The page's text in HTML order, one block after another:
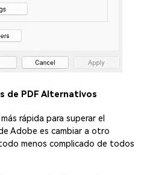
de PDF Alternativos
rápida para superar el
Adobe es cambiar a otro
menos complicado de todos